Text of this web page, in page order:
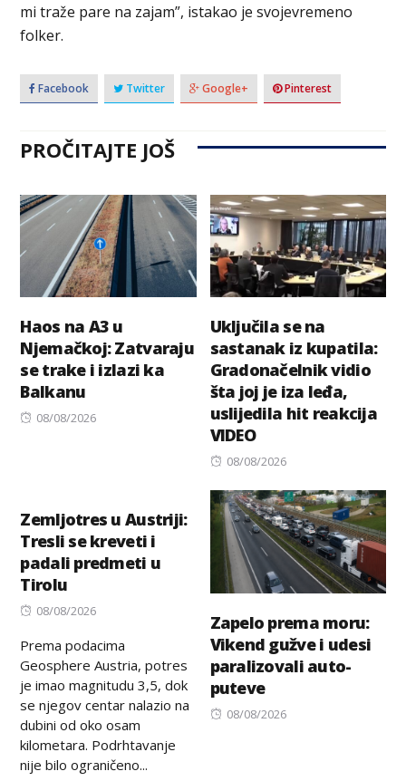
mi traže pare na zajam”, istakao je svojevremeno
folker.
Facebook Twitter Google+ Pinterest
PROČITAJTE JOŠ
Haos na A3 u
Njemačkoj: Zatvaraju
se trake i izlazi ka
Balkanu
Posted
08/08/2026
Uključila se na
sastanak iz kupatila:
Gradonačelnik vidio
šta joj je iza leđa,
uslijedila hit reakcija
VIDEO
Posted
08/08/2026
Zemljotres u Austriji:
Tresli se kreveti i
padali predmeti u
Tirolu
Posted
08/08/2026
Prema podacima
Geosphere Austria, potres
je imao magnitudu 3,5, dok
se njegov centar nalazio na
dubini od oko osam
kilometara. Podrhtavanje
nije bilo ograničeno...
Zapelo prema moru:
Vikend gužve i udesi
paralizovali auto-
puteve
Posted
08/08/2026